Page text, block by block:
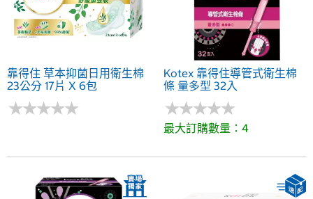
靠得住 草本抑菌日用衛生棉
23公分 17片 X 6包
★★★★★
★★★★★
Kotex 靠得住導管式衛生棉
條 量多型 32入
★★★★★
★★★★★
最大訂購數量：4